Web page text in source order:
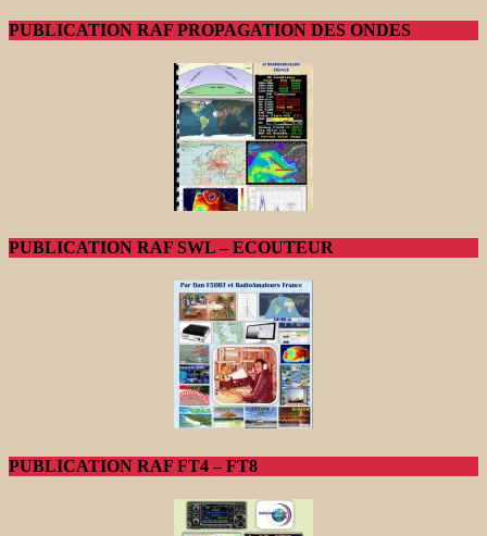
PUBLICATION RAF PROPAGATION DES ONDES
PUBLICATION RAF SWL – ECOUTEUR
PUBLICATION RAF FT4 – FT8